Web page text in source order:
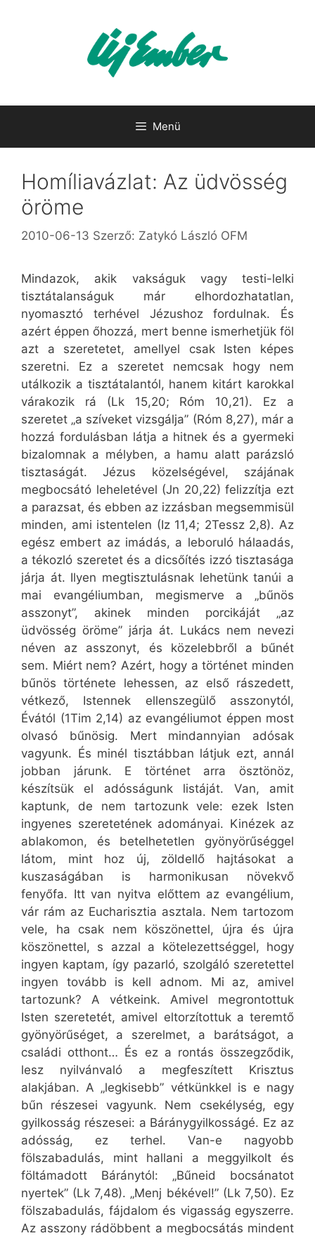
Menü
Homíliavázlat: Az üdvösség
öröme
2010-06-13 Szerző: Zatykó László OFM
Mindazok, akik vakságuk vagy testi-lelki
tisztátalanságuk már elhordozhatatlan,
nyomasztó terhével Jézushoz fordulnak. És
azért éppen őhozzá, mert benne ismerhetjük föl
azt a szeretetet, amellyel csak Isten képes
szeretni. Ez a szeretet nemcsak hogy nem
utálkozik a tisztátalantól, hanem kitárt karokkal
várakozik rá (Lk 15,20; Róm 10,21). Ez a
szeretet „a szíveket vizsgálja” (Róm 8,27), már a
hozzá fordulásban látja a hitnek és a gyermeki
bizalomnak a mélyben, a hamu alatt parázsló
tisztaságát. Jézus közelségével, szájának
megbocsátó leheletével (Jn 20,22) felizzítja ezt
a parazsat, és ebben az izzásban megsemmisül
minden, ami istentelen (Iz 11,4; 2Tessz 2,8). Az
egész embert az imádás, a leboruló hálaadás,
a tékozló szeretet és a dicsőítés izzó tisztasága
járja át. Ilyen megtisztulásnak lehetünk tanúi a
mai evangéliumban, megismerve a „bűnös
asszonyt”, akinek minden porcikáját „az
üdvösség öröme” járja át. Lukács nem nevezi
néven az asszonyt, és közelebbről a bűnét
sem. Miért nem? Azért, hogy a történet minden
bűnös története lehessen, az első rászedett,
vétkező, Istennek ellenszegülő asszonytól,
Évától (1Tim 2,14) az evangéliumot éppen most
olvasó bűnösig. Mert mindannyian adósak
vagyunk. És minél tisztábban látjuk ezt, annál
jobban járunk. E történet arra ösztönöz,
készítsük el adósságunk listáját. Van, amit
kaptunk, de nem tartozunk vele: ezek Isten
ingyenes szeretetének adományai. Kinézek az
ablakomon, és betelhetetlen gyönyörűséggel
látom, mint hoz új, zöldellő hajtásokat a
kuszaságában is harmonikusan növekvő
fenyőfa. Itt van nyitva előttem az evangélium,
vár rám az Eucharisztia asztala. Nem tartozom
vele, ha csak nem köszönettel, újra és újra
köszönettel, s azzal a kötelezettséggel, hogy
ingyen kaptam, így pazarló, szolgáló szeretettel
ingyen tovább is kell adnom. Mi az, amivel
tartozunk? A vétkeink. Amivel megrontottuk
Isten szeretetét, amivel eltorzítottuk a teremtő
gyönyörűséget, a szerelmet, a barátságot, a
családi otthont… És ez a rontás összegződik,
lesz nyilvánvaló a megfeszített Krisztus
alakjában. A „legkisebb” vétkünkkel is e nagy
bűn részesei vagyunk. Nem csekélység, egy
gyilkosság részesei: a Báránygyilkosságé. Ez az
adósság, ez terhel. Van-e nagyobb
fölszabadulás, mint hallani a meggyilkolt és
föltámadott Báránytól: „Bűneid bocsánatot
nyertek” (Lk 7,48). „Menj békével!” (Lk 7,50). Ez
fölszabadulás, fájdalom és vigasság egyszerre.
Az asszony rádöbbent a megbocsátás mindent